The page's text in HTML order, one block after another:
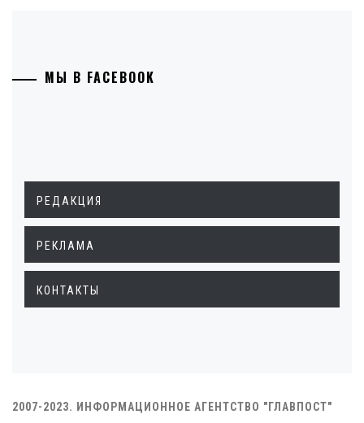
МЫ В FACEBOOK
РЕДАКЦИЯ
РЕКЛАМА
КОНТАКТЫ
2007-2023. ИНФОРМАЦИОННОЕ АГЕНТСТВО "ГЛАВПОСТ"